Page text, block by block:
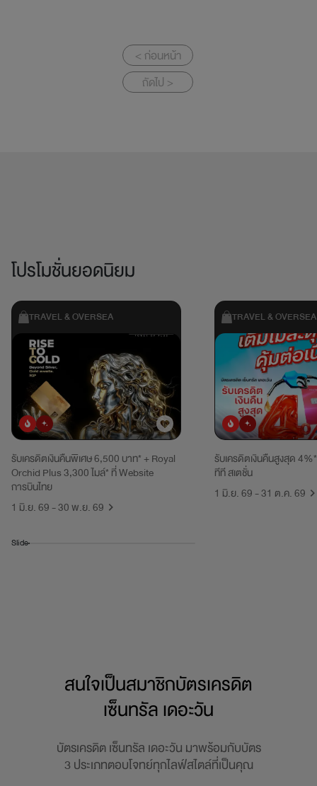
< ก่อนหน้า
ถัดไป >
โปรโมชั่นยอดนิยม
TRAVEL & OVERSEA
ยอดนิยมมาใหม่
รับเครดิตเงินคืนพิเศษ 6,500 บาท* + Royal
Orchid Plus 3,300 ไมล์* ที่ Website
การบินไทย
1 มิ.ย. 69 - 30 พ.ย. 69
TRAVEL & OVERSEA
ยอดนิยมมาใหม่
รับเครดิตเงินคืนสูงสุด
ทีที สเตชั่น
1 มิ.ย. 69 - 31 ต.ค. 69
Slide
สนใจเป็นสมาชิกบัตรเครดิต
เซ็นทรัล เดอะวัน
บัตรเครดิต เซ็นทรัล เดอะวัน มาพร้อมกับบัตร
3 ประเภทตอบโจทย์ทุกไลฟ์สไตล์ที่เป็นคุณ